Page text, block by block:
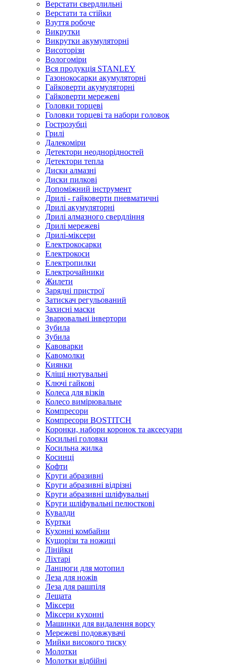
Верстати свердлильні
Верстати та стійки
Взуття робоче
Викрутки
Викрутки акумуляторні
Висоторізи
Вологоміри
Вся продукція STANLEY
Газонокосарки акумуляторні
Гайковерти акумуляторні
Гайковерти мережеві
Головки торцеві
Головки торцеві та набори головок
Гострозубці
Грилі
Далекоміри
Детектори неоднорідностей
Детектори тепла
Диски алмазні
Диски пилкові
Допоміжний інструмент
Дрилі - гайковерти пневматичні
Дрилі акумуляторні
Дрилі алмазного свердління
Дрилі мережеві
Дрилі-міксери
Електрокосарки
Електрокоси
Електропилки
Електрочайники
Жилети
Зарядні пристрої
Затискач регульований
Захисні маски
Зварювальні інвертори
Зубила
Зубила
Кавоварки
Кавомолки
Киянки
Кліщі нютувальні
Ключі гайкові
Колеса для візків
Колесо вимірювальне
Компресори
Компресори BOSTITCH
Коронки, набори коронок та аксесуари
Косильні головки
Косильна жилка
Косинці
Кофти
Круги абразивні
Круги абразивні відрізні
Круги абразивні шліфувальні
Круги шліфувальні пелюсткові
Кувалди
Куртки
Кухонні комбайни
Кущорізи та ножиці
Лінійки
Ліхтарі
Ланцюги для мотопил
Леза для ножів
Леза для рашпіля
Лещата
Міксери
Міксери кухонні
Машинки для видалення ворсу
Мережеві подовжувачі
Мийки високого тиску
Молотки
Молотки відбійні